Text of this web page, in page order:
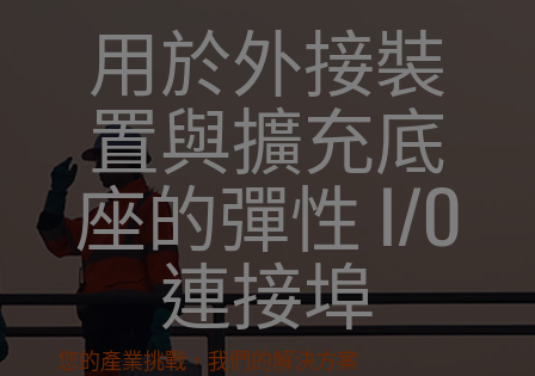
用於外接裝
置與擴充底
座的彈性 I/O
連接埠
您的產業挑戰，我們的解決方案